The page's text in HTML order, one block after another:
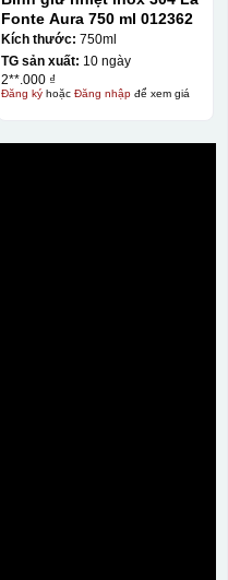
Fonte Aura 750 ml 012362
Kích thước: 750ml
TG sản xuất: 10 ngày
2**.000 ₫
Đăng kýhoặc Đăng nhậpđể xem giá